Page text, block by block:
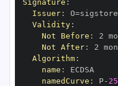
Signature :
Issuer:
Validity:
Not Before : 2
Not After: 2
Algorithm:
name :
namedCurve : P-